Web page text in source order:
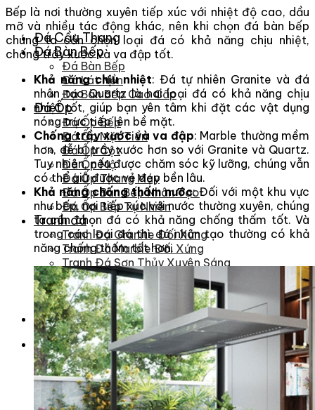
Đá Cầu Thang
Đá Bàn Bếp
Đá Bàn Bếp
Đá Lát Nền
Đá Bàn Bếp Cao Cấp
Đá Ốp
Đá Ốp Bếp
Đá Ốp Mặt Tiền
Đá Ốp Cột
Đá Ốp Mộ
Đá Ốp Thang Máy
Đá Ốp Bàn Bếp Nhân Tạo
Đá Ốp Bếp Tự Nhiên
Tranh đá
Tranh Đá Granite Đối Xứng
Tranh Đá Marble Đối Xứng
Tranh Đá Sơn Thủy Xuyên Sáng
Tranh Đá Thạch Anh Đối Xứng
Tranh Đá Xuyên Sáng Onyx
Vách Tivi ỐP Đá Cao Cấp
Đá Nhân Tạo
0
Giỏ hàng
Chưa có sản phẩm trong giỏ hàng.
Bếp là nơi thường xuyên tiếp xúc với nhiệt độ cao, dầu
mỡ và nhiều tác động khác, nên khi chọn đá bàn bếp
chúng ta cần chọn loại đá có khả năng chịu nhiệt,
chống trầy xước và va đập tốt.
Khả năng chịu nhiệt: Đá tự nhiên Granite và đá
nhân tạo Quartz là hai loại đá có khả năng chịu
nhiệt tốt, giúp bạn yên tâm khi đặt các vật dụng
nóng trực tiếp lên bề mặt.
Chống trầy xước và va đập: Marble thường mềm
hơn, dễ bị trầy xước hơn so với Granite và Quartz.
Tuy nhiên, nếu được chăm sóc kỹ lưỡng, chúng vẫn
có thể giữ được vẻ đẹp bền lâu.
Khả năng chống thấm nước: Đối với một khu vực
như bếp, nơi tiếp xúc với nước thường xuyên, chúng
ta cần chọn đá có khả năng chống thấm tốt. Và
trong các loại đá thì đá nhân tạo thường có khả
năng chống thấm tốt hơn.